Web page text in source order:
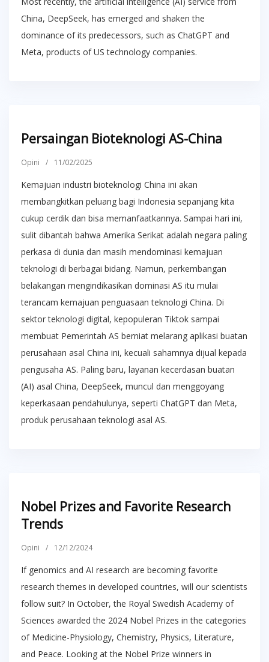
China, DeepSeek, has emerged and shaken the
dominance of its predecessors, such as ChatGPT and
Meta, products of US technology companies.
Persaingan Bioteknologi AS-China
Opini / 11/02/2025
Kemajuan industri bioteknologi China ini akan
membangkitkan peluang bagi Indonesia sepanjang kita
cukup cerdik dan bisa memanfaatkannya. Sampai hari ini,
sulit dibantah bahwa Amerika Serikat adalah negara paling
perkasa di dunia dan masih mendominasi kemajuan
teknologi di berbagai bidang. Namun, perkembangan
belakangan mengindikasikan dominasi AS itu mulai
terancam kemajuan penguasaan teknologi China. Di
sektor teknologi digital, kepopuleran Tiktok sampai
membuat Pemerintah AS berniat melarang aplikasi buatan
perusahaan asal China ini, kecuali sahamnya dijual kepada
pengusaha AS. Paling baru, layanan kecerdasan buatan
(AI) asal China, DeepSeek, muncul dan menggoyang
keperkasaan pendahulunya, seperti ChatGPT dan Meta,
produk perusahaan teknologi asal AS.
Nobel Prizes and Favorite Research
Trends
Opini / 12/12/2024
If genomics and AI research are becoming favorite
research themes in developed countries, will our scientists
follow suit? In October, the Royal Swedish Academy of
Sciences awarded the 2024 Nobel Prizes in the categories
of Medicine-Physiology, Chemistry, Physics, Literature,
and Peace. Looking at the Nobel Prize winners in